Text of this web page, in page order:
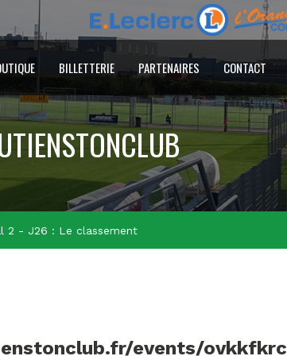
BILLETTERIE PARTENAIRES CONTACT
2 - J26 : Le classement
events/ovkkfkrc